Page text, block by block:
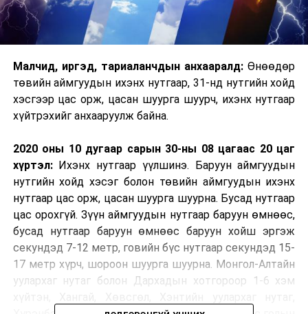
Малч­ид, иргэд, тариаланчдын анхааралд: Өнөөдөр
төвийн аймгуудын ихэнх нутгаар, 31-нд нутгийн хойд
хэсгээр цас орж, цасан шуурга шуурч, ихэнх нутгаар
хүйтрэхийг анхааруулж байна.
2020 оны 10 дугаар сарын 30-ны 08 цагаас 20 цаг
хүртэл:Ихэнх нутгаар үүлшинэ. Баруун аймгуудын
нутгийн хойд хэсэг болон төвийн аймгуудын ихэнх
нутгаар цас орж, цасан шуурга шуурна. Бусад нутгаар
цас орохгүй. Зүүн аймгуудын нутгаар баруун өмнөөс,
бусад нутгаар баруун өмнөөс баруун хойш эргэж
секундэд 7-12 метр, говийн бүс нутгаар секундэд 15-
17 метр хүрч, шороон шуурга шуурна. Монгол-Алтайн
уулархаг нутаг болон Дархадын хотгороор 1-6 хэм